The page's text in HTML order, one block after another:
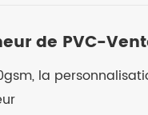
de PVC-
la